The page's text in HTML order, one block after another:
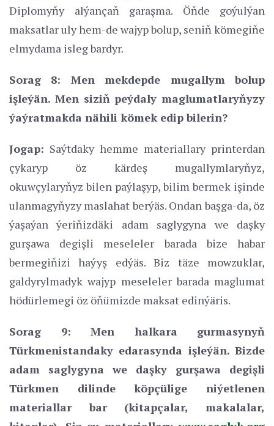
Diplomyňy alýançaň garaşma. Öňde goýulýan
maksatlar uly hem-de wajyp bolup, seniň kömegiňe
elmydama isleg bardyr.
Sorag 8: Men mekdepde mugallym bolup
işleýän. Men siziň peýdaly maglumatlaryňyzy
ýaýratmakda nähili kömek edip bilerin?
Jogap: Saýtdaky hemme materiallary printerdan
çykaryp öz kärdeş mugallymlaryňyz,
okuwçylaryňyz bilen paýlaşyp, bilim bermek işinde
ulanmagyňyzy maslahat berýäs. Ondan başga-da, öz
ýaşaýan ýeriňizdäki adam saglygyna we daşky
gurşawa degişli meseleler barada bize habar
bermegiňizi haýyş edýäs. Biz täze mowzuklar,
galdyrylmadyk wajyp meseleler barada maglumat
hödürlemegi öz öňümizde maksat edinýäris.
Sorag 9: Men halkara gurmasynyň
Türkmenistandaky edarasynda işleýän. Bizde
adam saglygyna we daşky gurşawa degişli
Türkmen dilinde köpçülige niýetlenen
materiallar bar (kitapçalar, makalalar,